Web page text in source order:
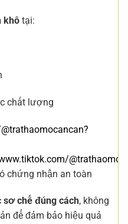
khô tại:
chất lượng
chứng nhận an toàn
chế đúng cách, không
để đảm bảo hiệu quả